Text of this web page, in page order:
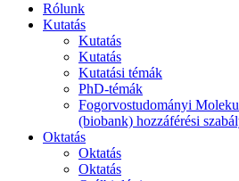
Rólunk
Kutatás
Kutatás
Kutatás
Kutatási témák
PhD-témák
Fogorvostudományi
(biobank) hozzáférési
Oktatás
Oktatás
Oktatás